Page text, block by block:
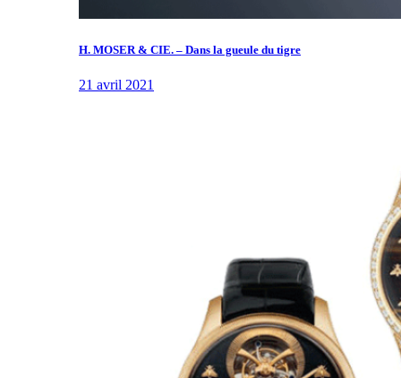
H. MOSER & CIE. – Dans la gueule du tigre
21 avril 2021